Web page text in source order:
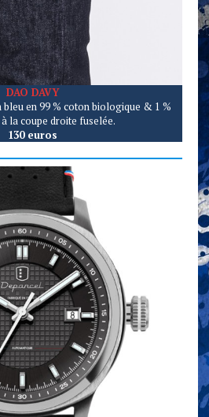
DAO DAVY
en 99 % coton biologique & 1 %
la coupe droite fuselée.
130 euros